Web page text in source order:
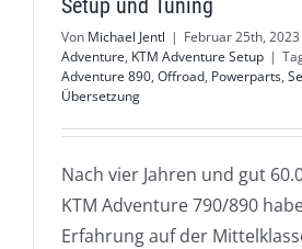
Setup und Tuning
Von Michael Jentl | Februar 25th, 2023
Adventure, KTM Adventure Setup |
Adventure 890, Offroad, Powerparts,
Übersetzung
Nach vier Jahren und gut
KTM Adventure 790/890
Erfahrung auf der